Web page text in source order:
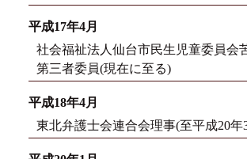
平成17年4月
社会福祉法人仙台市民生児童委員会
第三者委員(現在に至る)
平成18年4月
東北弁護士会連合会理事(至平成20年